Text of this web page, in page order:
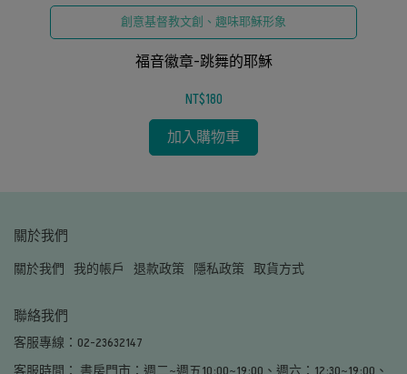
創意基督教文創、趣味耶穌形象
福音徽章-跳舞的耶穌
NT$180
加入購物車
關於我們
關於我們 我的帳戶 退款政策 隱私政策 取貨方式
聯絡我們
客服專線：02-23632147